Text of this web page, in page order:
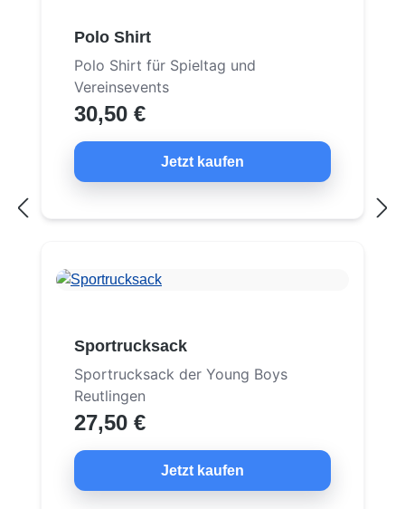
Polo Shirt
Polo Shirt für Spieltag und
Vereinsevents
30,50 €
Jetzt kaufen
Sportrucksack
Sportrucksack der Young Boys
Reutlingen
27,50 €
Jetzt kaufen